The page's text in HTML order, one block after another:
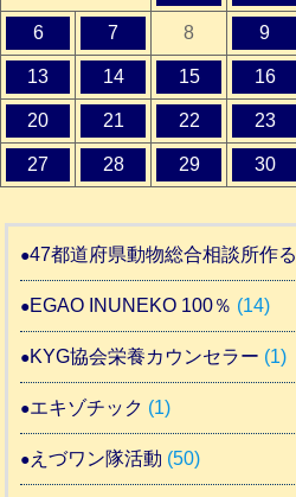
6 7 8 9
13 14 15 16
20 21 22 23
27 28 29 30
47都道府県動物総合相談所作る
EGAO INUNEKO 100％ (14)
KYG協会栄養カウンセラー (1)
エキゾチック (1)
えづワン隊活動 (50)